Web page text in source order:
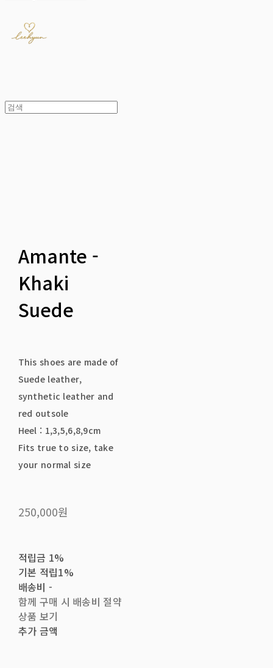
Amante -
Khaki
Suede
This shoes are made of
Suede leather,
synthetic leather and
red outsole
Heel : 1,3,5,6,8,9cm
Fits true to size, take
your normal size
250,000원
적립금 1%
기본 적립1%
배송비 -
함께 구매 시 배송비 절약
상품 보기
추가 금액